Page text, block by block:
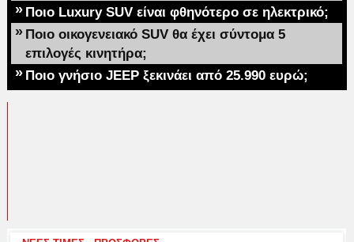
» Ποιο Luxury SUV είναι φθηνότερο σε ηλεκτρικό;
» Ποιο οικογενειακό SUV θα έχει σύντομα 5
επιλογές κινητήρα;
» Ποιο γνήσιο JEEP ξεκινάει από 25.990 ευρώ;